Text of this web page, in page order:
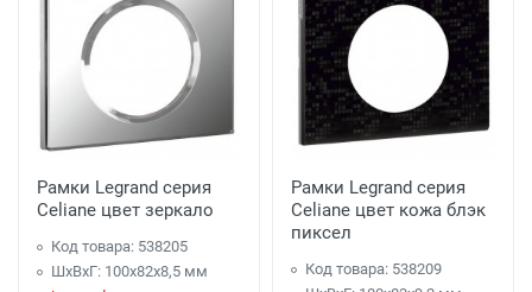
Рамки Legrand серия
Celiane цвет зеркало
Код товара: 538205
ШхВхГ: 100x82x8,5 мм
Рамки Legrand серия
Celiane цвет кожа блэк
пиксел
Код товара: 538209